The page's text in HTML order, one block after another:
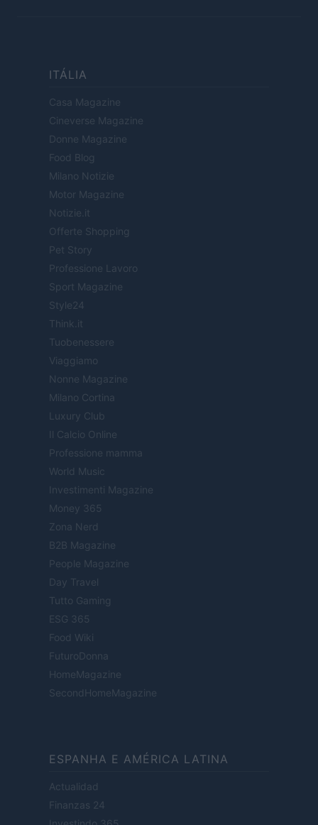
ITÁLIA
Casa Magazine
Cineverse Magazine
Donne Magazine
Food Blog
Milano Notizie
Motor Magazine
Notizie.it
Offerte Shopping
Pet Story
Professione Lavoro
Sport Magazine
Style24
Think.it
Tuobenessere
Viaggiamo
Nonne Magazine
Milano Cortina
Luxury Club
Il Calcio Online
Professione mamma
World Music
Investimenti Magazine
Money 365
Zona Nerd
B2B Magazine
People Magazine
Day Travel
Tutto Gaming
ESG 365
Food Wiki
FuturoDonna
HomeMagazine
SecondHomeMagazine
ESPANHA E AMÉRICA LATINA
Actualidad
Finanzas 24